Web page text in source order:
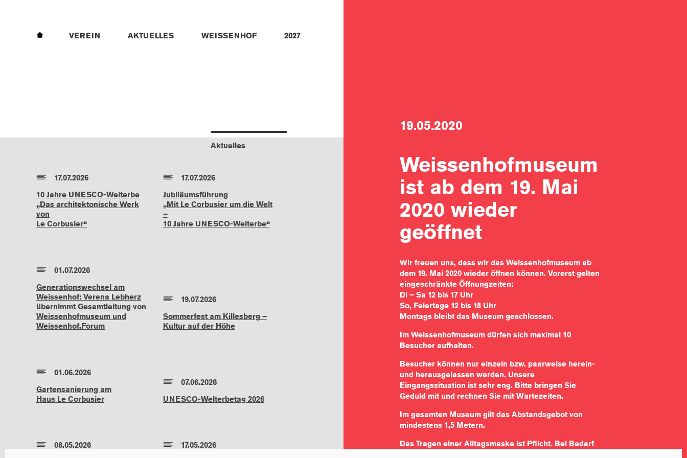
HOME VEREIN AKTUELLES WEISSENHOF 2027
Aktuelles
17.07.2026
10 Jahre UNESCO-Welterbe
„Das architektonische Werk
von
Le Corbusier“
17.07.2026
Jubiläumsführung
„Mit Le Corbusier um die Welt
–
10 Jahre UNESCO-Welterbe“
01.07.2026
Generationswechsel am
Weissenhof: Verena Lebherz
übernimmt Gesamtleitung von
Weissenhofmuseum und
Weissenhof.Forum
19.07.2026
Sommerfest am Killesberg –
Kultur auf der Höhe
01.06.2026
Gartensanierung am
Haus Le Corbusier
07.06.2026
UNESCO-Welterbetag 2026
08.05.2026
17.05.2026
19.05.2020
Weissenhof­museum
ist ab dem 19. Mai
2020 wieder
geöffnet
Wir freuen uns, dass wir das Weissenhofmuseum ab
dem 19. Mai 2020 wieder öffnen können. Vorerst gelten
eingeschränkte Öffnungzeiten:
Di – Sa 12 bis 17 Uhr
So, Feiertage 12 bis 18 Uhr
Montags bleibt das Museum geschlossen.
Im Weissenhofmuseum dürfen sich maximal 10
Besucher aufhalten.
Besucher können nur einzeln bzw. paarweise herein-
und herausgelassen werden. Unsere
Eingangssituation ist sehr eng. Bitte bringen Sie
Geduld mit und rechnen Sie mit Wartezeiten.
Im gesamten Museum gilt das Abstandsgebot von
mindestens 1,5 Metern.
Das Tragen einer Alltagsmaske ist Pflicht. Bei Bedarf